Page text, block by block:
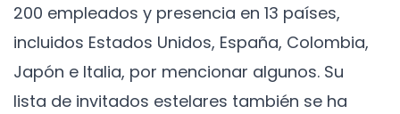
200 empleados y presencia en 13 países,
incluidos Estados Unidos, España, Colombia,
Japón e Italia, por mencionar algunos. Su
lista de invitados estelares también se ha